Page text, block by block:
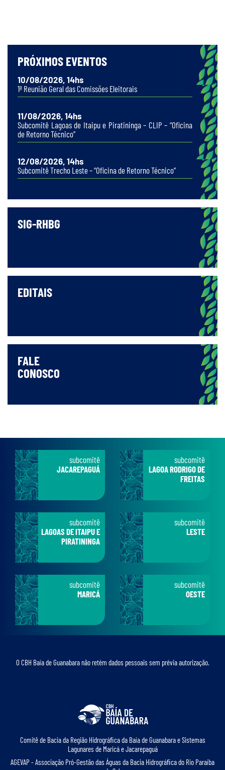
PRÓXIMOS EVENTOS
10/08/2026, 14hs
1ª Reunião Geral das Comissões Eleitorais
11/08/2026, 14hs
Subcomitê Lagoas de Itaipu e Piratininga – CLIP – “Oficina
de Retorno Técnico”
12/08/2026, 14hs
Subcomitê Trecho Leste – “Oficina de Retorno Técnico”
SIG-RHBG
EDITAIS
FALE
CONOSCO
subcomitê
JACAREPAGUÁ
subcomitê
LAGOA RODRIGO DE
FREITAS
subcomitê
LAGOAS DE ITAIPU E
PIRATININGA
subcomitê
LESTE
subcomitê
MARICÁ
subcomitê
OESTE
O CBH Baía de Guanabara não retém dados pessoais sem prévia autorização.
Comitê de Bacia da Região Hidrográﬁca da Baía de Guanabara e Sistemas
Lagunares de Maricá e Jacarepaguá
AGEVAP - Associação Pró-Gestão das Águas da Bacia Hidrográﬁca do Rio Paraíba